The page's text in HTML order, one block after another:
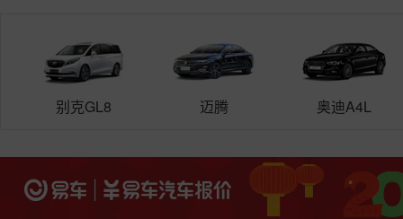
别克GL8 迈腾 奥迪A4L